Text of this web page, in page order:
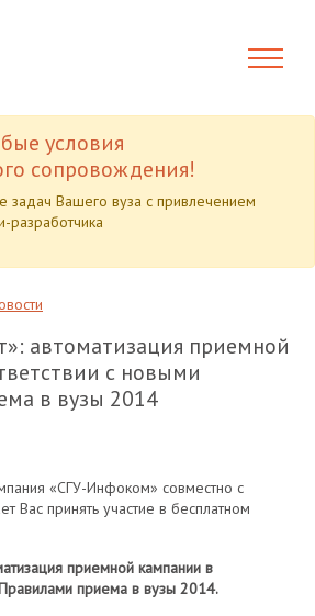
условия
сопровождения!
Вашего вуза с привлечением
разработчика
автоматизация приемной
с новыми
в вузы 2014
«СГУ-Инфоком» совместно с
Вас принять участие в бесплатном
приемной кампании в
приема в вузы 2014.